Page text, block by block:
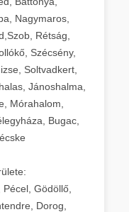
Nagymaros,
Rétság,
Szécsény,
Soltvadkert,
Jánoshalma,
Mórahalom,
Bugac,
Gödöllő,
Dorog,